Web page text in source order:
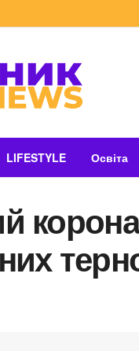
LIFESTYLE Освіта